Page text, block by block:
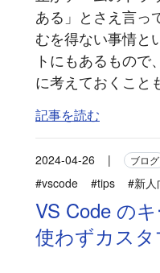
ある」とさえ言っ
むを得ない事情と
トにもあるもの
に考えておくこと
記事を読む
2024-04-26 | ブログ
#vscode
#tips #新人
VS Code の
使わずカス